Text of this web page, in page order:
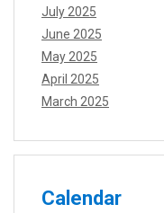
July 2025
June 2025
May 2025
April 2025
March 2025
Calendar